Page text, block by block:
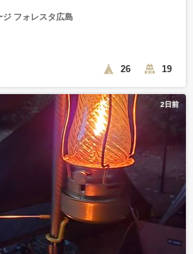
フォレスタ広島
26 19
2日前